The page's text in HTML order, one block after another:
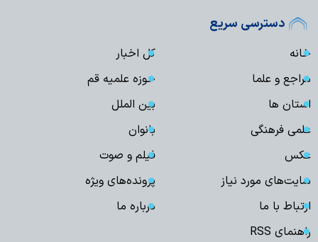
دسترسی سریع
خانه
کل اخبار
مراجع و علما
حوزه علمیه قم
استان ها
بین الملل
علمی فرهنگی
بانوان
عکس
فیلم و صوت
سایت‌های مورد نیاز
پرونده‌های ویژه
ارتباط با ما
درباره ما
راهنمای RSS